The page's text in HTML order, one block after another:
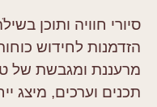
סיורי חוויה ותוכן
הזדמנות לחידוש
מרעננת ומגבשת של
תכנים וערכים, מיצג